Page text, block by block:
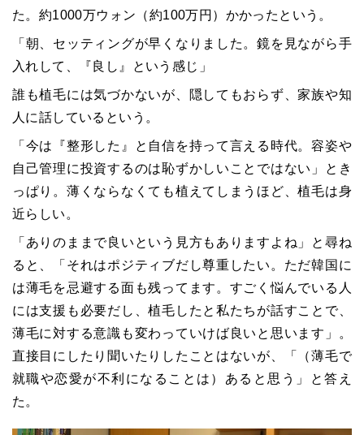
た。約1000万ウォン（約100万円）かかったという。
「朝、セッティングが早くなりました。鏡を見ながら手
入れして、『良し』という感じ」
誰も植毛には気づかないが、隠してもおらず、家族や知
人に話しているという。
「今は『整形した』と自信を持って言える時代。容姿や
自己管理に投資するのは恥ずかしいことではない」とき
っぱり。薄くならなくても植えてしまうほど、植毛は身
近らしい。
「ありのままで良いという見方もありますよね」と尋ね
ると、「それはポジティブだし尊重したい。ただ韓国に
は薄毛を忌避する面も残ってます。すごく悩んでいる人
には支援も必要だし、植毛したと私たちが話すことで、
薄毛に対する意識も変わっていけば良いと思います」。
直接目にしたり聞いたりしたことはないが、「（薄毛で
就職や恋愛が不利になることは）あると思う」と答え
た。